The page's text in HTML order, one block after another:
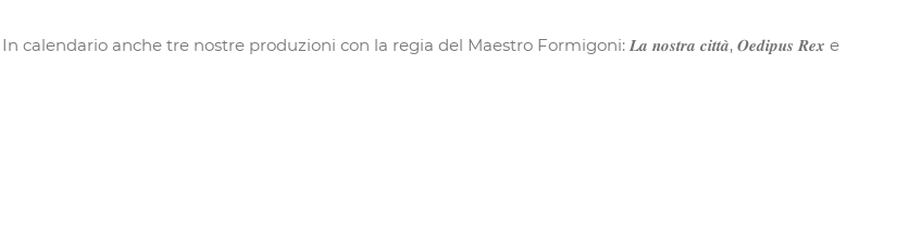
anche tre nostre produzioni con la regia del Maestro Formigoni: 𝑳𝒂 𝒏𝒐𝒔𝒕𝒓𝒂 𝒄𝒊𝒕𝒕𝒂̀, 𝑶𝒆𝒅𝒊𝒑𝒖𝒔 𝑹𝒆𝒙 e